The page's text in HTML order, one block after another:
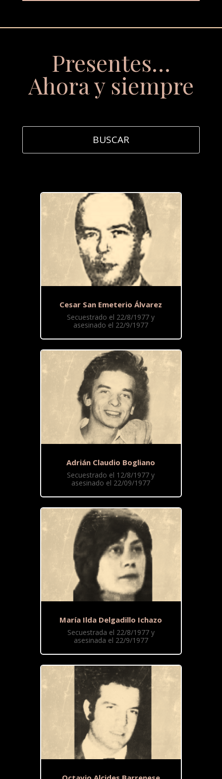
Presentes…
Ahora y siempre
Cesar San Emeterio Álvarez
Secuestrado el 22/8/1977 y
asesinado el 22/9/1977
Adrián Claudio Bogliano
Secuestrado el 12/8/1977 y
asesinado el 22/09/1977
María Ilda Delgadillo Ichazo
Secuestrada el 22/8/1977 y
asesinada el 22/9/1977